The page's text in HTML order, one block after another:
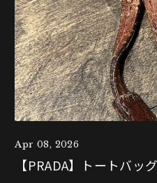
Apr 08, 2026
【PRADA】トートバッ